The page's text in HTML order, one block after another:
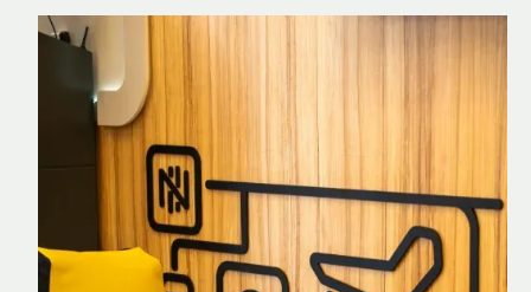
Nomad Explorer
Cartão de crédito brasileiro com cashback
em dólar